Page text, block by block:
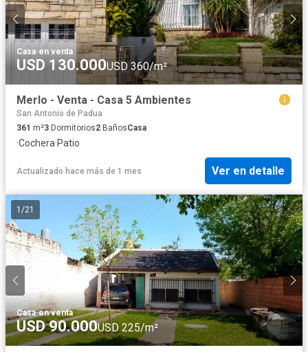
Casa·en venta
USD 130.000USD 360/m²
Merlo - Venta - Casa 5 Ambientes
San Antonio de Padua
361 m²3 Dormitorios2 BañosCasa
·Cochera·Patio
Actualizado hace más de 1 mes Ver en detalle
1 /21
Casa·en venta
USD 90.000USD 225/m²